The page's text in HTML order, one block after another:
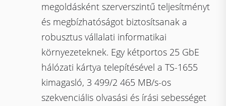
megoldásként szerverszintű teljesítményt
és megbízhatóságot biztosítsanak a
robusztus vállalati informatikai
környezeteknek. Egy kétportos 25 GbE
hálózati kártya telepítésével a TS-1655
kimagasló, 3 499/2 465 MB/s-os
szekvenciális olvasási és írási sebességet